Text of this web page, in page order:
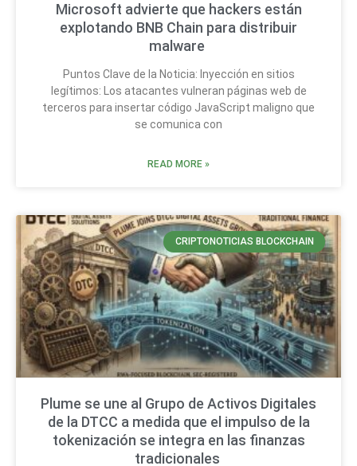
Microsoft advierte que hackers están
explotando BNB Chain para distribuir
malware
Puntos Clave de la Noticia: Inyección en sitios
legítimos: Los atacantes vulneran páginas web de
terceros para insertar código JavaScript maligno que
se comunica con
READ MORE »
CRIPTONOTICIAS BLOCKCHAIN
Plume se une al Grupo de Activos Digitales
de la DTCC a medida que el impulso de la
tokenización se integra en las finanzas
tradicionales